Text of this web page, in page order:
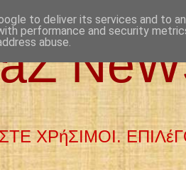
ΧΡήΣΙΜΟΙ.
to deliver its services and to
performance and security
abuse.